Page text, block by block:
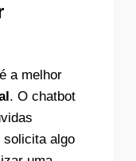
a melhor
. O chatbot
solicita algo